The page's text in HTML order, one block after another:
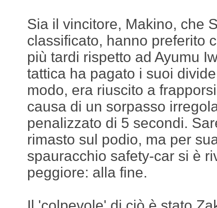
Sia il vincitore, Makino, che
classificato, hanno preferito
più tardi rispetto ad Ayumu
tattica ha pagato i suoi
modo, era riuscito a
causa di un sorpasso
penalizzato di 5 secondi.
rimasto sul podio, ma per
spauracchio safety-car si è
peggiore: alla fine.